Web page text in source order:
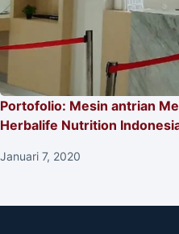
Portofolio: Mesin antrian
Herbalife Nutrition
Januari 7, 2020